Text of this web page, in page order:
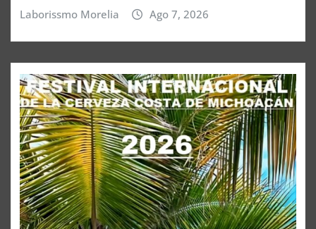
Laborissmo Morelia Ago 7, 2026